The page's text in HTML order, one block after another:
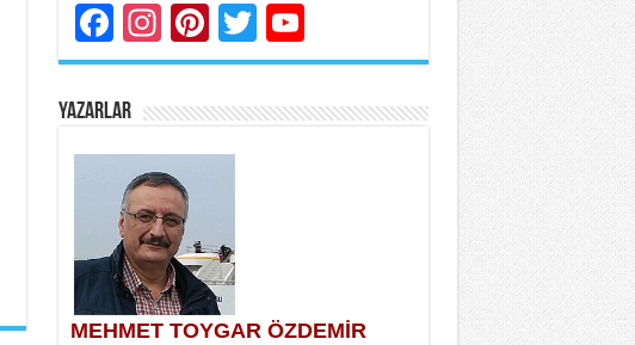
Facebook
Instagram
Pinterest
Twitter
YAZARLAR
MEHMET TOYGAR ÖZDEMİR